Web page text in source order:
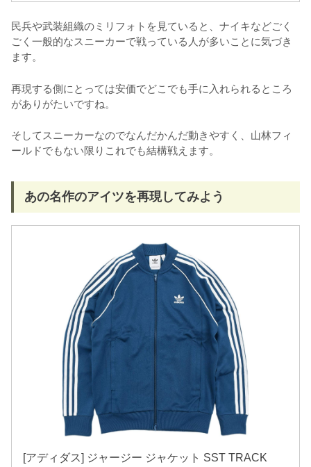
民兵や武装組織のミリフォトを見ていると、ナイキなどごく
ごく一般的なスニーカーで戦っている人が多いことに気づき
ます。
再現する側にとっては安価でどこでも手に入れられるところ
がありがたいですね。
そしてスニーカーなのでなんだかんだ動きやすく、山林フィ
ールドでもない限りこれでも結構戦えます。
あの名作のアイツを再現してみよう
[アディダス] ジャージー ジャケット SST TRACK